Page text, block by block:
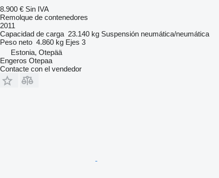
8.900 € Sin IVA
Remolque de contenedores
2011
Capacidad de carga 23.140 kg Suspensión neumática/neumática
Peso neto 4.860 kg Ejes 3
Estonia, Otepää
Engeros Otepaa
Contacte con el vendedor